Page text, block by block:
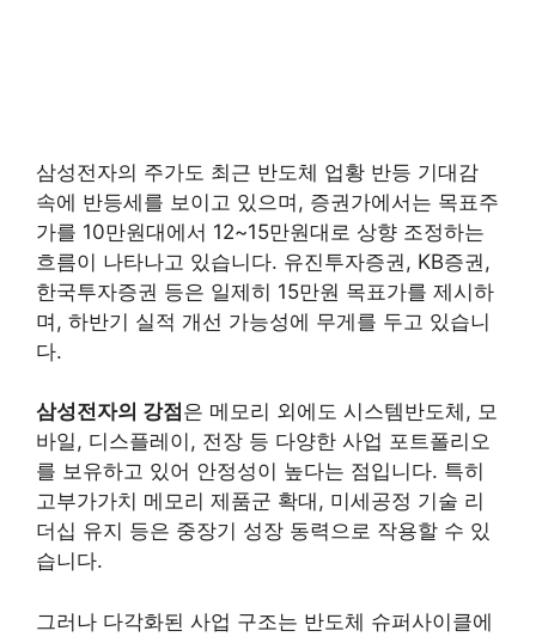
삼성전자의 주가도 최근 반도체 업황 반등 기대감
속에 반등세를 보이고 있으며, 증권가에서는 목표주
가를 10만원대에서 12~15만원대로 상향 조정하는
흐름이 나타나고 있습니다. 유진투자증권, KB증권,
한국투자증권 등은 일제히 15만원 목표가를 제시하
며, 하반기 실적 개선 가능성에 무게를 두고 있습니
다.
삼성전자의 강점 은 메모리 외에도 시스템반도체, 모
바일, 디스플레이, 전장 등 다양한 사업 포트폴리오
를 보유하고 있어 안정성이 높다는 점입니다. 특히
고부가가치 메모리 제품군 확대, 미세공정 기술 리
더십 유지 등은 중장기 성장 동력으로 작용할 수 있
습니다.
그러나 다각화된 사업 구조는 반도체 슈퍼사이클에